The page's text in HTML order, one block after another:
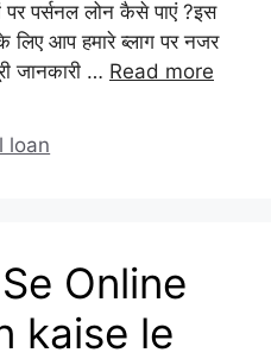
पर्सनल लोन कैसे पाएं ?इस
लिए आप हमारे ब्लाग पर नजर
जानकारी … Read more
loan
Online
kaise le